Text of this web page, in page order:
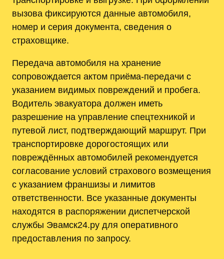
вызова фиксируются данные автомобиля,
номер и серия документа, сведения о
страховщике.
Передача автомобиля на хранение
сопровождается актом приёма-передачи с
указанием видимых повреждений и пробега.
Водитель эвакуатора должен иметь
разрешение на управление спецтехникой и
путевой лист, подтверждающий маршрут. При
транспортировке дорогостоящих или
повреждённых автомобилей рекомендуется
согласование условий страхового возмещения
с указанием франшизы и лимитов
ответственности. Все указанные документы
находятся в распоряжении диспетчерской
службы Эвамск24.ру для оперативного
предоставления по запросу.